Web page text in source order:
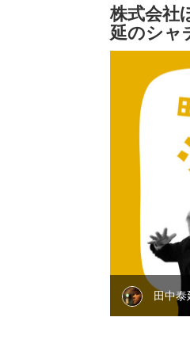
株式会社
延のシャ
田中泰